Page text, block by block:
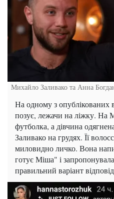
Михайло Заливако та Анна
На одному з опублікованих
позує, лежачи на ліжку. На
футболка, а дівчина
Заливако на грудях. Її
миловидно личко. Вона
готує Міша" і
правильний варіант